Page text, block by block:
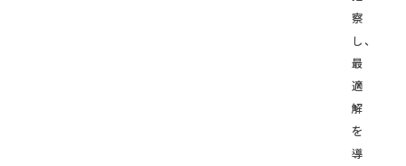
察
し、
最
適
解
を
導